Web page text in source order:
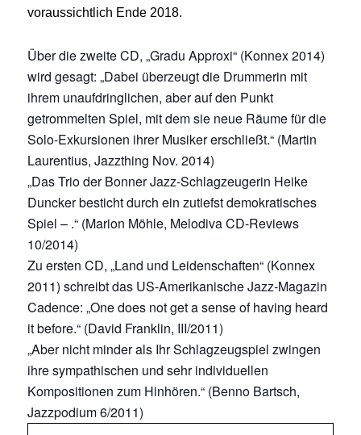
voraussichtlich Ende 2018.
Über die zweite CD, „Gradu Approxi“ (Konnex 2014)
wird gesagt: „Dabei überzeugt die Drummerin mit
ihrem unaufdringlichen, aber auf den Punkt
getrommelten Spiel, mit dem sie neue Räume für die
Solo-Exkursionen ihrer Musiker erschließt.“ (Martin
Laurentius, Jazzthing Nov. 2014)
„Das Trio der Bonner Jazz-Schlagzeugerin Heike
Duncker besticht durch ein zutiefst demokratisches
Spiel – .“ (Marion Möhle, Melodiva CD-Reviews
10/2014)
Zu ersten CD, „Land und Leidenschaften“ (Konnex
2011) schreibt das US-Amerikanische Jazz-Magazin
Cadence: „One does not get a sense of having heard
it before.“ (David Franklin, III/2011)
„Aber nicht minder als Ihr Schlagzeugspiel zwingen
ihre sympathischen und sehr individuellen
Kompositionen zum Hinhören.“ (Benno Bartsch,
Jazzpodium 6/2011)